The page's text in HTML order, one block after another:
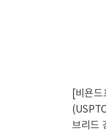
[비욘
브리드